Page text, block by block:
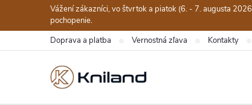
obsah
Vážení zákazníci, vo štvrtok a piatok (6. - 7. augusta
pochopenie.
Doprava a platba Vernostná zľava Kontakty